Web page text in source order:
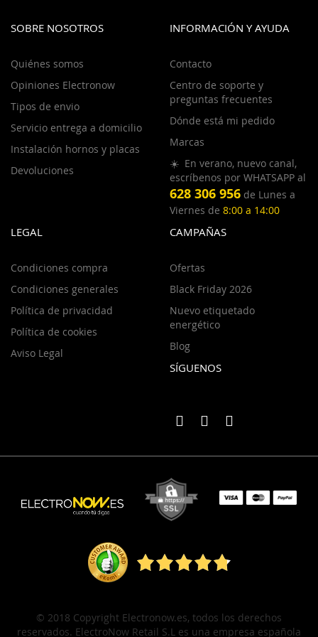
SOBRE NOSOTROS
Quiénes somos
Opiniones Electronow
Tipos de envio
Servicio entrega a domicilio
Instalación hornos y placas
Devoluciones
INFORMACIÓN Y AYUDA
Contacto
Centro de soporte y
preguntas frecuentes
Dónde está mi pedido
Marcas
☀️ En verano, nuevo canal,
escríbenos por WHATSAPP al
628 306 956 de Lunes a
Viernes de 8:00 a 14:00
LEGAL
Condiciones compra
Condiciones generales
Política de privacidad
Política de cookies
Aviso Legal
CAMPAÑAS
Ofertas
Black Friday 2026
Nuevo etiquetado
energético
Blog
SÍGUENOS
© 2018 Copyright Electronow.es, todos los derechos
reservados. ElectroNow Retail S.L es una empresa española